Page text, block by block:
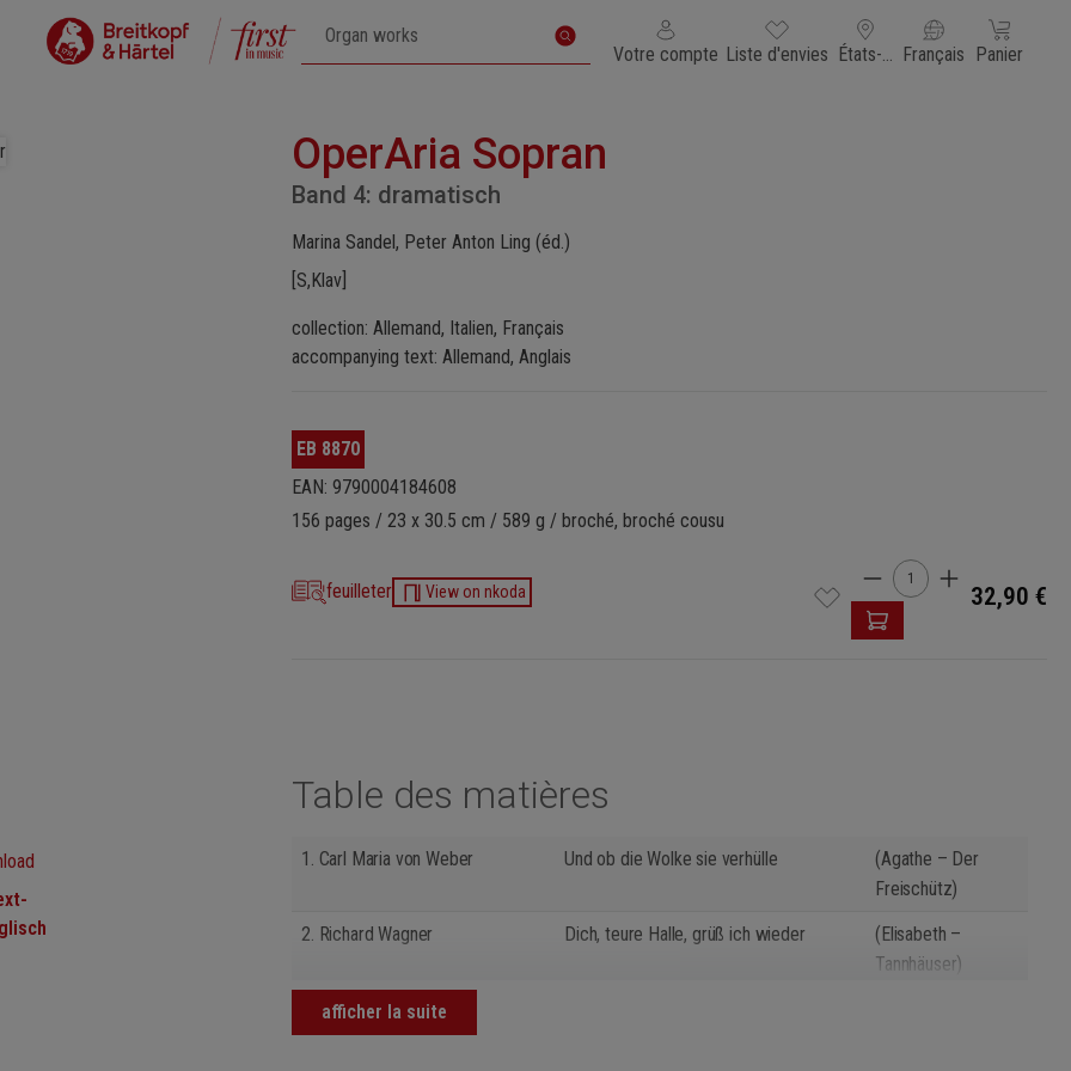
Votre compte Vous avez 0 articles dans votre liste de souhaits
Liste d'envies États-Unis d'Amérique
Français Le panier
Panier
OperAria Sopran
Band 4: dramatisch
Marina Sandel, Peter Anton Ling (éd.)
[S,Klav]
collection: Allemand, Italien, Français
accompanying text: Allemand, Anglais
EB 8870
EAN: 9790004184608
156 pages / 23 x 30.5 cm / 589 g / broché, broché cousu
feuilleter View on nkoda Quantité de
32,90 €
Table des matières
1. Carl Maria von Weber Und ob die Wolke sie verhülle
(Agathe – Der
Freischütz)
2. Richard Wagner Dich, teure Halle, grüß ich wieder
(Elisabeth –
Tannhäuser)
Richard Wagner
afficher la suite